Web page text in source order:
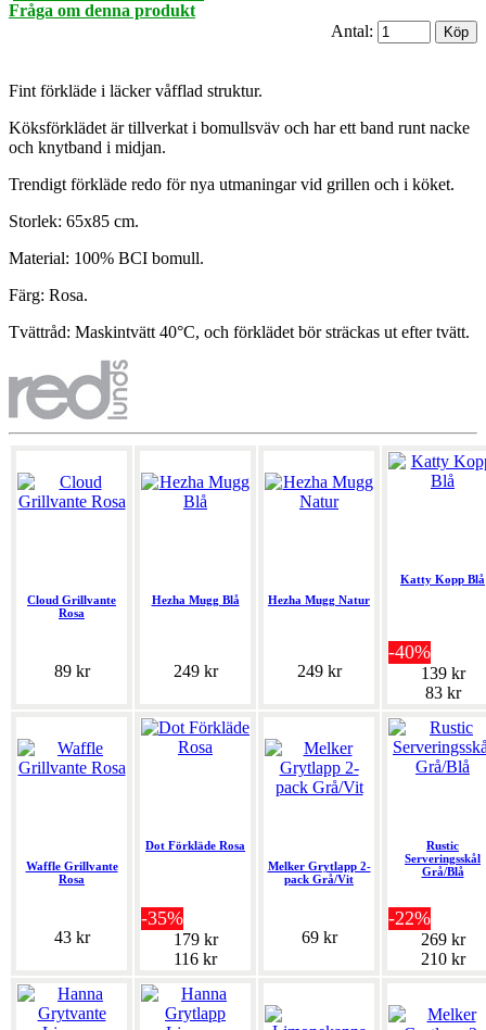
Fråga om denna produkt
Antal:
Fint förkläde i läcker våfflad struktur.
Köksförklädet är tillverkat i bomullsväv och har ett band runt nacke
och knytband i midjan.
Trendigt förkläde redo för nya utmaningar vid grillen och i köket.
Storlek: 65x85 cm.
Material: 100% BCI bomull.
Färg: Rosa.
Tvättråd: Maskintvätt 40°C, och förklädet bör sträckas ut efter tvätt.
Cloud Grillvante
Rosa
89 kr
Hezha Mugg Blå
249 kr
Hezha Mugg Natur
249 kr
Katty Kopp Blå
-40%
139 kr
83 kr
Waffle Grillvante
Rosa
43 kr
Dot Förkläde Rosa
-35%
179 kr
116 kr
Melker Grytlapp 2-
pack Grå/Vit
69 kr
Rustic
Serveringsskål
Grå/Blå
-22%
269 kr
210 kr